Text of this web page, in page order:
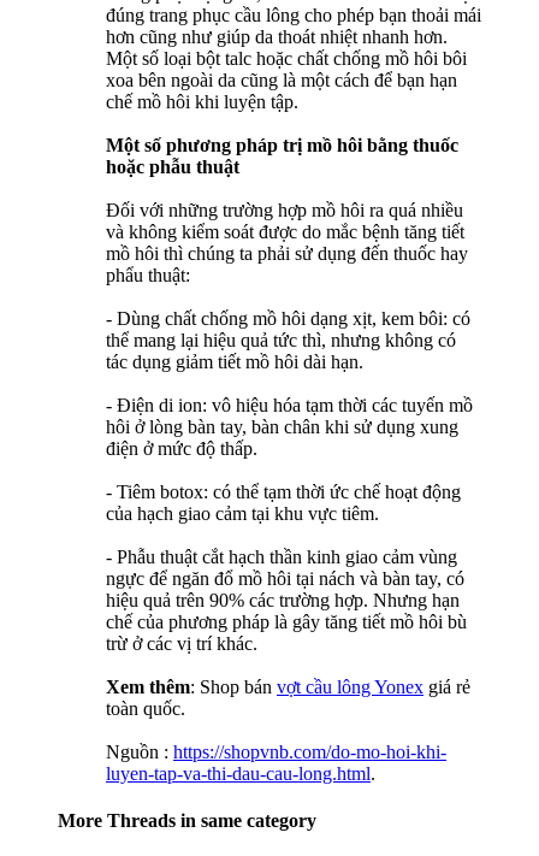
đúng trang phục cầu lông cho phép bạn thoải mái
hơn cũng như giúp da thoát nhiệt nhanh hơn.
Một số loại bột talc hoặc chất chống mồ hôi bôi
xoa bên ngoài da cũng là một cách để bạn hạn
chế mồ hôi khi luyện tập.
Một số phương pháp trị mồ hôi bằng thuốc
hoặc phẫu thuật
Đối với những trường hợp mồ hôi ra quá nhiều
và không kiểm soát được do mắc bệnh tăng tiết
mồ hôi thì chúng ta phải sử dụng đến thuốc hay
phẩu thuật:
- Dùng chất chống mồ hôi dạng xịt, kem bôi: có
thể mang lại hiệu quả tức thì, nhưng không có
tác dụng giảm tiết mồ hôi dài hạn.
- Điện di ion: vô hiệu hóa tạm thời các tuyến mồ
hôi ở lòng bàn tay, bàn chân khi sử dụng xung
điện ở mức độ thấp.
- Tiêm botox: có thể tạm thời ức chế hoạt động
của hạch giao cảm tại khu vực tiêm.
- Phẫu thuật cắt hạch thần kinh giao cảm vùng
ngực để ngăn đổ mồ hôi tại nách và bàn tay, có
hiệu quả trên 90% các trường hợp. Nhưng hạn
chế của phương pháp là gây tăng tiết mồ hôi bù
trừ ở các vị trí khác.
Xem thêm: Shop bán vợt cầu lông Yonex giá rẻ
toàn quốc.
Nguồn : https://shopvnb.com/do-mo-hoi-khi-
luyen-tap-va-thi-dau-cau-long.html.
More Threads in same category